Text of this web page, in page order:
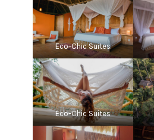
Eco-Chic Suites
Eco-Chic Suites